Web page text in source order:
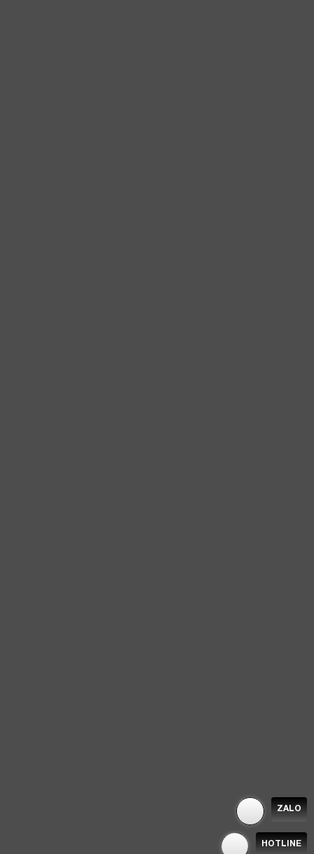
HOTLINE
ZALO